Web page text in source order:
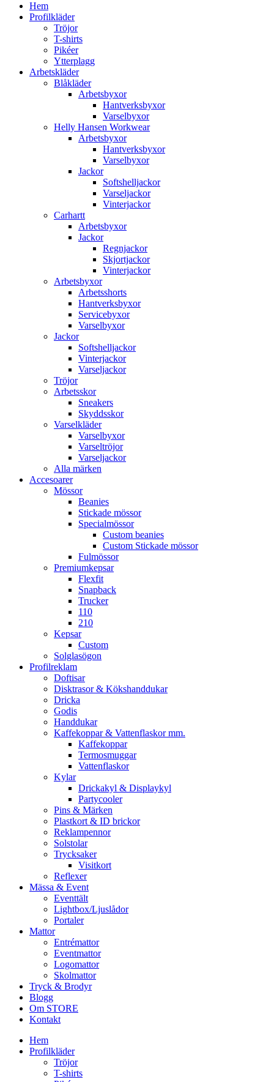
Hem
Profilkläder
Tröjor
T-shirts
Pikéer
Ytterplagg
Arbetskläder
Blåkläder
Arbetsbyxor
Hantverksbyxor
Varselbyxor
Helly Hansen Workwear
Arbetsbyxor
Hantverksbyxor
Varselbyxor
Jackor
Softshelljackor
Varseljackor
Vinterjackor
Carhartt
Arbetsbyxor
Jackor
Regnjackor
Skjortjackor
Vinterjackor
Arbetsbyxor
Arbetsshorts
Hantverksbyxor
Servicebyxor
Varselbyxor
Jackor
Softshelljackor
Vinterjackor
Varseljackor
Tröjor
Arbetsskor
Sneakers
Skyddsskor
Varselkläder
Varselbyxor
Varseltröjor
Varseljackor
Alla märken
Accesoarer
Mössor
Beanies
Stickade mössor
Specialmössor
Custom beanies
Custom Stickade mössor
Fulmössor
Premiumkepsar
Flexfit
Snapback
Trucker
110
210
Kepsar
Custom
Solglasögon
Profilreklam
Doftisar
Disktrasor & Kökshanddukar
Dricka
Godis
Handdukar
Kaffekoppar & Vattenflaskor mm.
Kaffekoppar
Termosmuggar
Vattenflaskor
Kylar
Drickakyl & Displaykyl
Partycooler
Pins & Märken
Plastkort & ID brickor
Reklampennor
Solstolar
Trycksaker
Visitkort
Reflexer
Mässa & Event
Eventtält
Lightbox/Ljuslådor
Portaler
Mattor
Entrémattor
Eventmattor
Logomattor
Skolmattor
Tryck & Brodyr
Blogg
Om STORE
Kontakt
Hem
Profilkläder
Tröjor
T-shirts